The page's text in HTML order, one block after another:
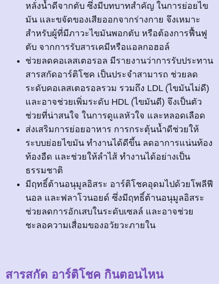
หลั่งน้ำดีจากตับ ซึ่งมีบทบาทสำคัญ ในการย่อยไข
มัน และขจัดของเสียออกจากร่างกาย จึงเหมาะ
สำหรับผู้ที่มีภาวะไขมันพอกตับ หรือต้องการฟื้นฟู
ตับ จากการรับสารเคมีหรือแอลกอฮอล์
ช่วยลดคอเลสเตอรอล มีรายงานว่าการรับประทาน
สารสกัดอาร์ติโชค เป็นประจำสามารถ ช่วยลด
ระดับคอเลสเตอรอลรวม รวมถึง LDL (ไขมันไม่ดี)
และอาจช่วยเพิ่มระดับ HDL (ไขมันดี) จึงเป็นตัว
ช่วยที่น่าสนใจ ในการดูแลหัวใจ และหลอดเลือด
ส่งเสริมการย่อยอาหาร การกระตุ้นน้ำดีช่วยให้
ระบบย่อยไขมัน ทำงานได้ดีขึ้น ลดอาการแน่นท้อง
ท้องอืด และช่วยให้ลำไส้ ทำงานได้อย่างเป็น
ธรรมชาติ
มีฤทธิ์ต้านอนุมูลอิสระ อาร์ติโชคอุดมไปด้วยโพลีฟี
นอล และฟลาโวนอยด์ ซึ่งมีฤทธิ์ต้านอนุมูลอิสระ
ช่วยลดการอักเสบในระดับเซลล์ และอาจช่วย
ชะลอความเสื่อมของอวัยวะภายใน
สารสกัด อาร์ติโชค กินตอนไหน